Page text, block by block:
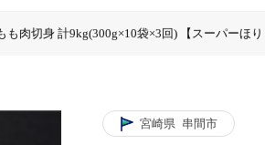
も肉切身 計9kg(300g×10袋×3回) 【スーパーほ
宮崎県 串間市